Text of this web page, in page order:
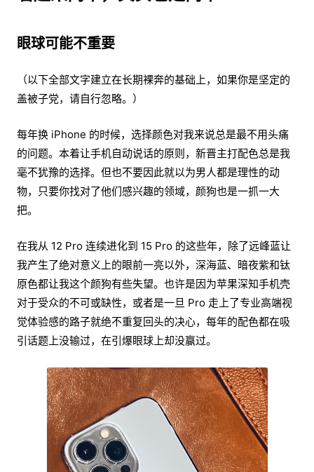
眼球可能不重要
（以下全部文字建立在长期裸奔的基础上，如果你是坚定的
盖被子党，请自行忽略。）
每年换 iPhone 的时候，选择颜色对我来说总是最不用头痛
的问题。本着让手机自动说话的原则，新晋主打配色总是我
毫不犹豫的选择。但也不要因此就以为男人都是理性的动
物，只要你找对了他们感兴趣的领域，颜狗也是一抓一大
把。
在我从 12 Pro 连续进化到 15 Pro 的这些年，除了远峰蓝让
我产生了绝对意义上的眼前一亮以外，深海蓝、暗夜紫和钛
原色都让我这个颜狗有些失望。也许是因为苹果深知手机壳
对于受众的不可或缺性，或者是一旦 Pro 走上了专业高端视
觉体验感的路子就绝不重复回头的决心，每年的配色都在吸
引话题上没输过，在引爆眼球上却没赢过。